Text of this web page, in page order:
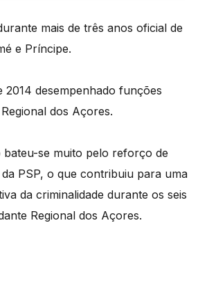
mais de três anos oficial de
e Príncipe.
2014 desempenhado funções
dos Açores.
bateu-se muito pelo reforço de
da PSP, o que contribuiu para uma
da criminalidade durante os seis
Regional dos Açores.